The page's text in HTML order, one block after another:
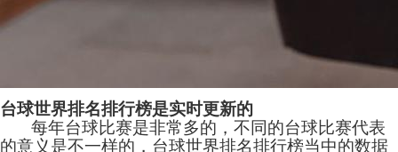
台球世界排名排行榜是实时更新的
每年台球比赛是非常多的，不同的台球比赛代表
的意义是不一样的，台球世界排名排行榜当中的数据